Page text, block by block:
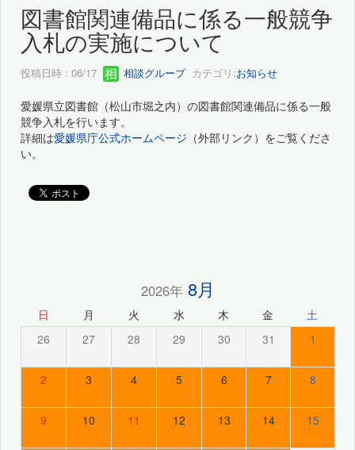
図書館関連備品に係る一般競争
入札の実施について
投稿日時 : 06/17 相談グループカテゴリ:お知らせ
愛媛県立図書館（松山市堀之内）の図書館関連備品に係る一般
競争入札を行います。
詳細は愛媛県庁公式ホームページ （外部リンク）をご覧くださ
い。
2026年8月
日 月 火 水 木 金 土
26 27 28 29 30 31 1
2 3 4 5 6 7 8
9 10 11 12 13 14 15